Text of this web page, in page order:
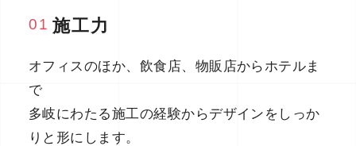
01 施工力
オフィスのほか、飲食店、物販店からホテルま
で
多岐にわたる施工の経験からデザインをしっか
りと形にします。